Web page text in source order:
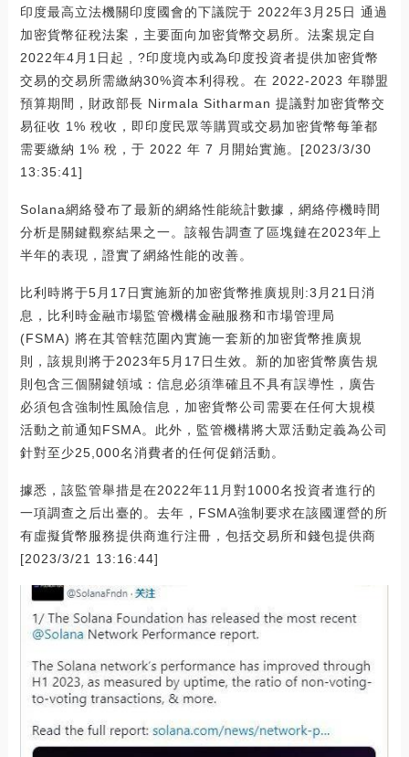
印度最高立法機關印度國會的下議院于 2022年3月25日 通過
加密貨幣征稅法案，主要面向加密貨幣交易所。法案規定自
2022年4月1日起 , ?印度境內或為印度投資者提供加密貨幣
交易的交易所需繳納30%資本利得稅。在 2022-2023 年聯盟
預算期間，財政部長 Nirmala Sitharman 提議對加密貨幣交
易征收 1% 稅收，即印度民眾等購買或交易加密貨幣每筆都
需要繳納 1% 稅，于 2022 年 7 月開始實施。[2023/3/30
13:35:41]
Solana網絡發布了最新的網絡性能統計數據，網絡停機時間
分析是關鍵觀察結果之一。該報告調查了區塊鏈在2023年上
半年的表現，證實了網絡性能的改善。
比利時將于5月17日實施新的加密貨幣推廣規則:3月21日消
息，比利時金融市場監管機構金融服務和市場管理局
(FSMA) 將在其管轄范圍內實施一套新的加密貨幣推廣規
則，該規則將于2023年5月17日生效。新的加密貨幣廣告規
則包含三個關鍵領域：信息必須準確且不具有誤導性，廣告
必須包含強制性風險信息，加密貨幣公司需要在任何大規模
活動之前通知FSMA。此外，監管機構將大眾活動定義為公司
針對至少25,000名消費者的任何促銷活動。
據悉，該監管舉措是在2022年11月對1000名投資者進行的
一項調查之后出臺的。去年，FSMA強制要求在該國運營的所
有虛擬貨幣服務提供商進行注冊，包括交易所和錢包提供商
[2023/3/21 13:16:44]